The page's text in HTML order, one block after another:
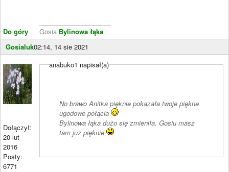
Do góry
Gosia Bylinowa łąka
Gosialuk02:14, 14 sie 2021
Dołączył:
20 lut
2016
Posty:
6771
anabuko1 napisał(a)
No brawo Anitka pięknie pokazała twoje piękne
ugodowe połącia
Bylinowa łąka dużo się zmieniła. Gosiu masz
tam już pięknie